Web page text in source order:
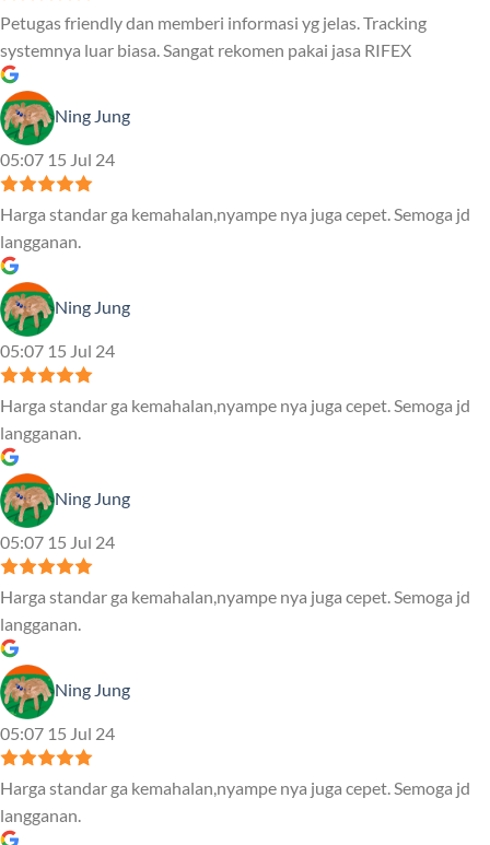
Petugas friendly dan memberi informasi yg jelas. Tracking
systemnya luar biasa. Sangat rekomen pakai jasa RIFEX
Ning Jung
05:07 15 Jul 24
Harga standar ga kemahalan,nyampe nya juga cepet. Semoga jd
langganan.
Ning Jung
05:07 15 Jul 24
Harga standar ga kemahalan,nyampe nya juga cepet. Semoga jd
langganan.
Ning Jung
05:07 15 Jul 24
Harga standar ga kemahalan,nyampe nya juga cepet. Semoga jd
langganan.
Ning Jung
05:07 15 Jul 24
Harga standar ga kemahalan,nyampe nya juga cepet. Semoga jd
langganan.